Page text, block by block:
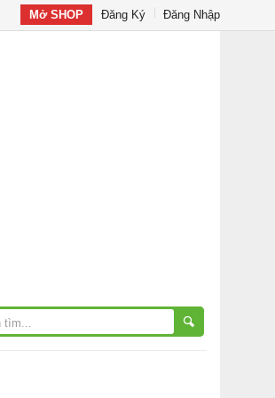
Mở SHOP Đăng Ký Đăng Nhập